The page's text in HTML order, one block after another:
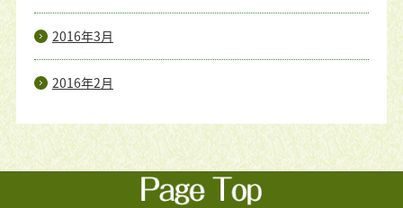
2016年3月
2016年2月